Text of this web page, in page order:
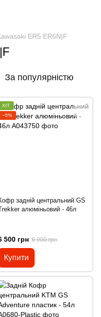
ER5 ER6N|F
За популярністю
ХІТ
−6%
задній центральний GS
алюміньовий - 46л
500 грн 6 900 грн
Купити